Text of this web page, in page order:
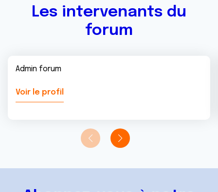
Les intervenants du
forum
Admin forum
Voir le profil